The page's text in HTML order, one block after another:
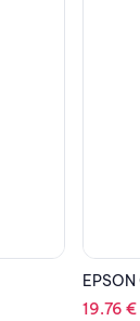
19.76 €